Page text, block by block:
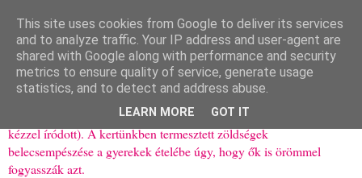
Ízőrző
Kisgyerekes család kipróbált, többnyire egészséges ételeket
bemutató receptjei a mindennapokra (mert a papírfecniket folyton
elhagyom) és gyerekeimnek ajándékba (mint régen, csak ez nem
kézzel íródott). A kertünkben termesztett zöldségek
belecsempészése a gyerekek ételébe úgy, hogy ők is örömmel
fogyasszák azt.
This site uses cookies from Google to deliver its services
and to analyze traffic. Your IP address and user-agent are
shared with Google along with performance and security
metrics to ensure quality of service, generate usage
statistics, and to detect and address abuse.
LEARN MORE GOT IT